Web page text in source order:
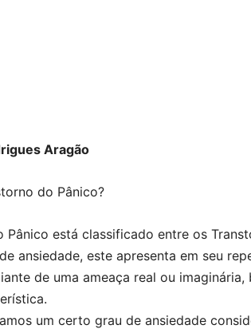
Aragão
do Pânico?
Pânico está classificado entre os
ansiedade, este apresenta em seu
de uma ameaça real ou
um certo grau de ansiedade